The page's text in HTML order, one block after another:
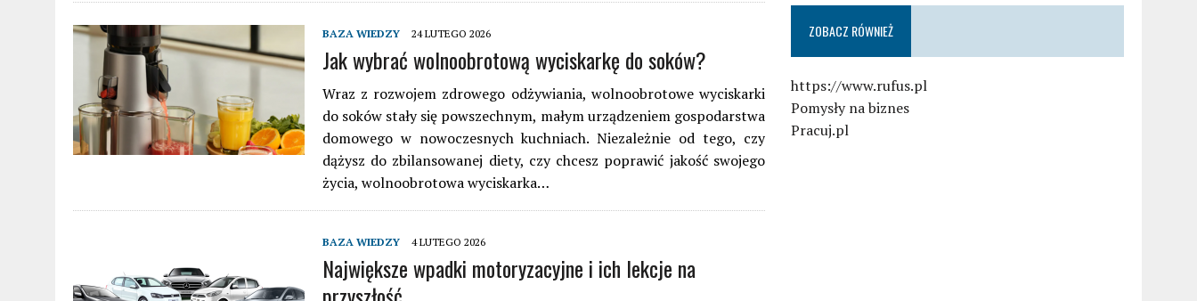
BAZA WIEDZY 24 LUTEGO 2026
Jak wybrać wolnoobrotową wyciskarkę do soków?
Wraz z rozwojem zdrowego odżywiania, wolnoobrotowe wyciskarki
do soków stały się powszechnym, małym urządzeniem gospodarstwa
domowego w nowoczesnych kuchniach. Niezależnie od tego, czy
dążysz do zbilansowanej diety, czy chcesz poprawić jakość swojego
życia, wolnoobrotowa wyciskarka…
BAZA WIEDZY 4 LUTEGO 2026
Największe wpadki motoryzacyjne i ich lekcje na
ZOBACZ RÓWNIEŻ
https://www.rufus.pl
Pomysły na biznes
Pracuj.pl